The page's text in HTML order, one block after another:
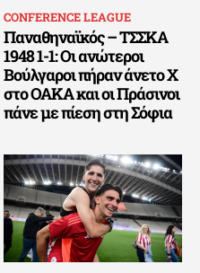
CONFERENCE LEAGUE
Παναθηναϊκός – ΤΣΣΚΑ
1948 1-1: Οι ανώτεροι
Βούλγαροι πήραν άνετο Χ
στο ΟΑΚΑ και οι Πράσινοι
πάνε με πίεση στη Σόφια